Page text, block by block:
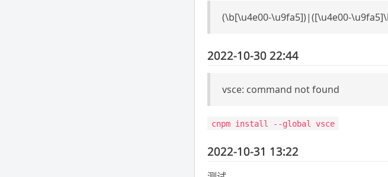
(\b[\u4e00-\u9fa5])|([\u4e00-
2022-10-30 22:44
vsce: command not found
cnpm install --global vsce
2022-10-31 13:22